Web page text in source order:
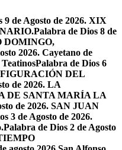
9 de Agosto de 2026. XIX
Palabra de Dios 8 de
DOMINGO,
2026. Cayetano de
Palabra de Dios 6
DEL
de 2026. LA
DE SANTA MARÍA LA
de 2026. SAN JUAN
3 de Agosto de 2026.
Palabra de Dios 2 de Agosto